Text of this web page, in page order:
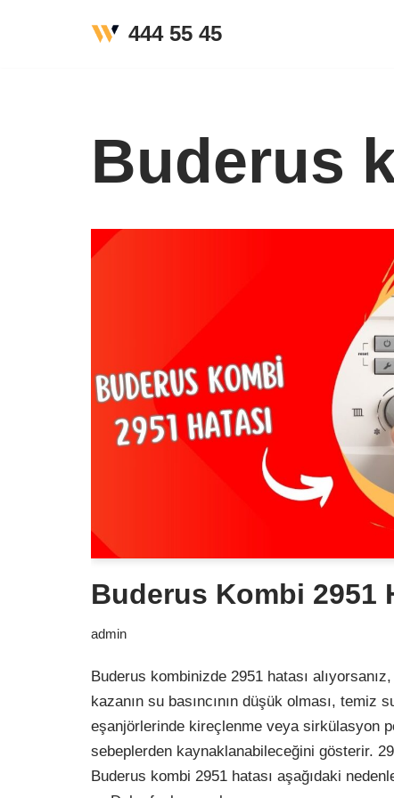
444 55 45
Buderus
Buderus Kombi 2951
admin
Buderus kombinizde 2951 hatası
kazanın su basıncının düşük olması, temiz
eşanjörlerinde kireçlenme veya sirkülasyon
sebeplerden kaynaklanabileceğini gösterir.
Buderus kombi 2951 hatası aşağıdaki